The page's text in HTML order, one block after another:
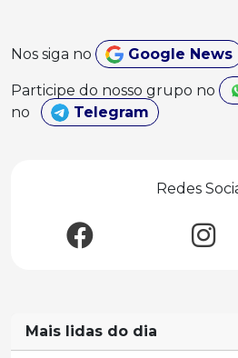
Nos siga no Google News
Participe do nosso grupo no
no
Telegram
Redes
Mais lidas do dia